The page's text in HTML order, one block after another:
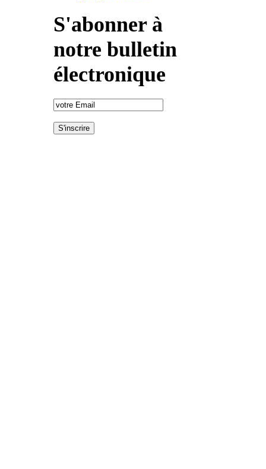
S'abonner à
notre bulletin
électronique